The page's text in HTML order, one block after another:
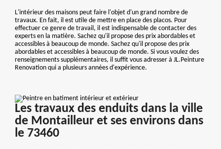
L'intérieur des maisons peut faire l'objet d'un grand nombre de
travaux. En fait, il est utile de mettre en place des placos. Pour
effectuer ce genre de travail, il est indispensable de contacter des
experts en la matière. Sachez qu'il propose des prix abordables et
accessibles à beaucoup de monde. Sachez qu'il propose des prix
abordables et accessibles à beaucoup de monde. Si vous voulez des
renseignements supplémentaires, il suffit vous adresser à JL.Peinture
Renovation qui a plusieurs années d'expérience.
Les travaux des enduits dans la ville
de Montailleur et ses environs dans
le 73460